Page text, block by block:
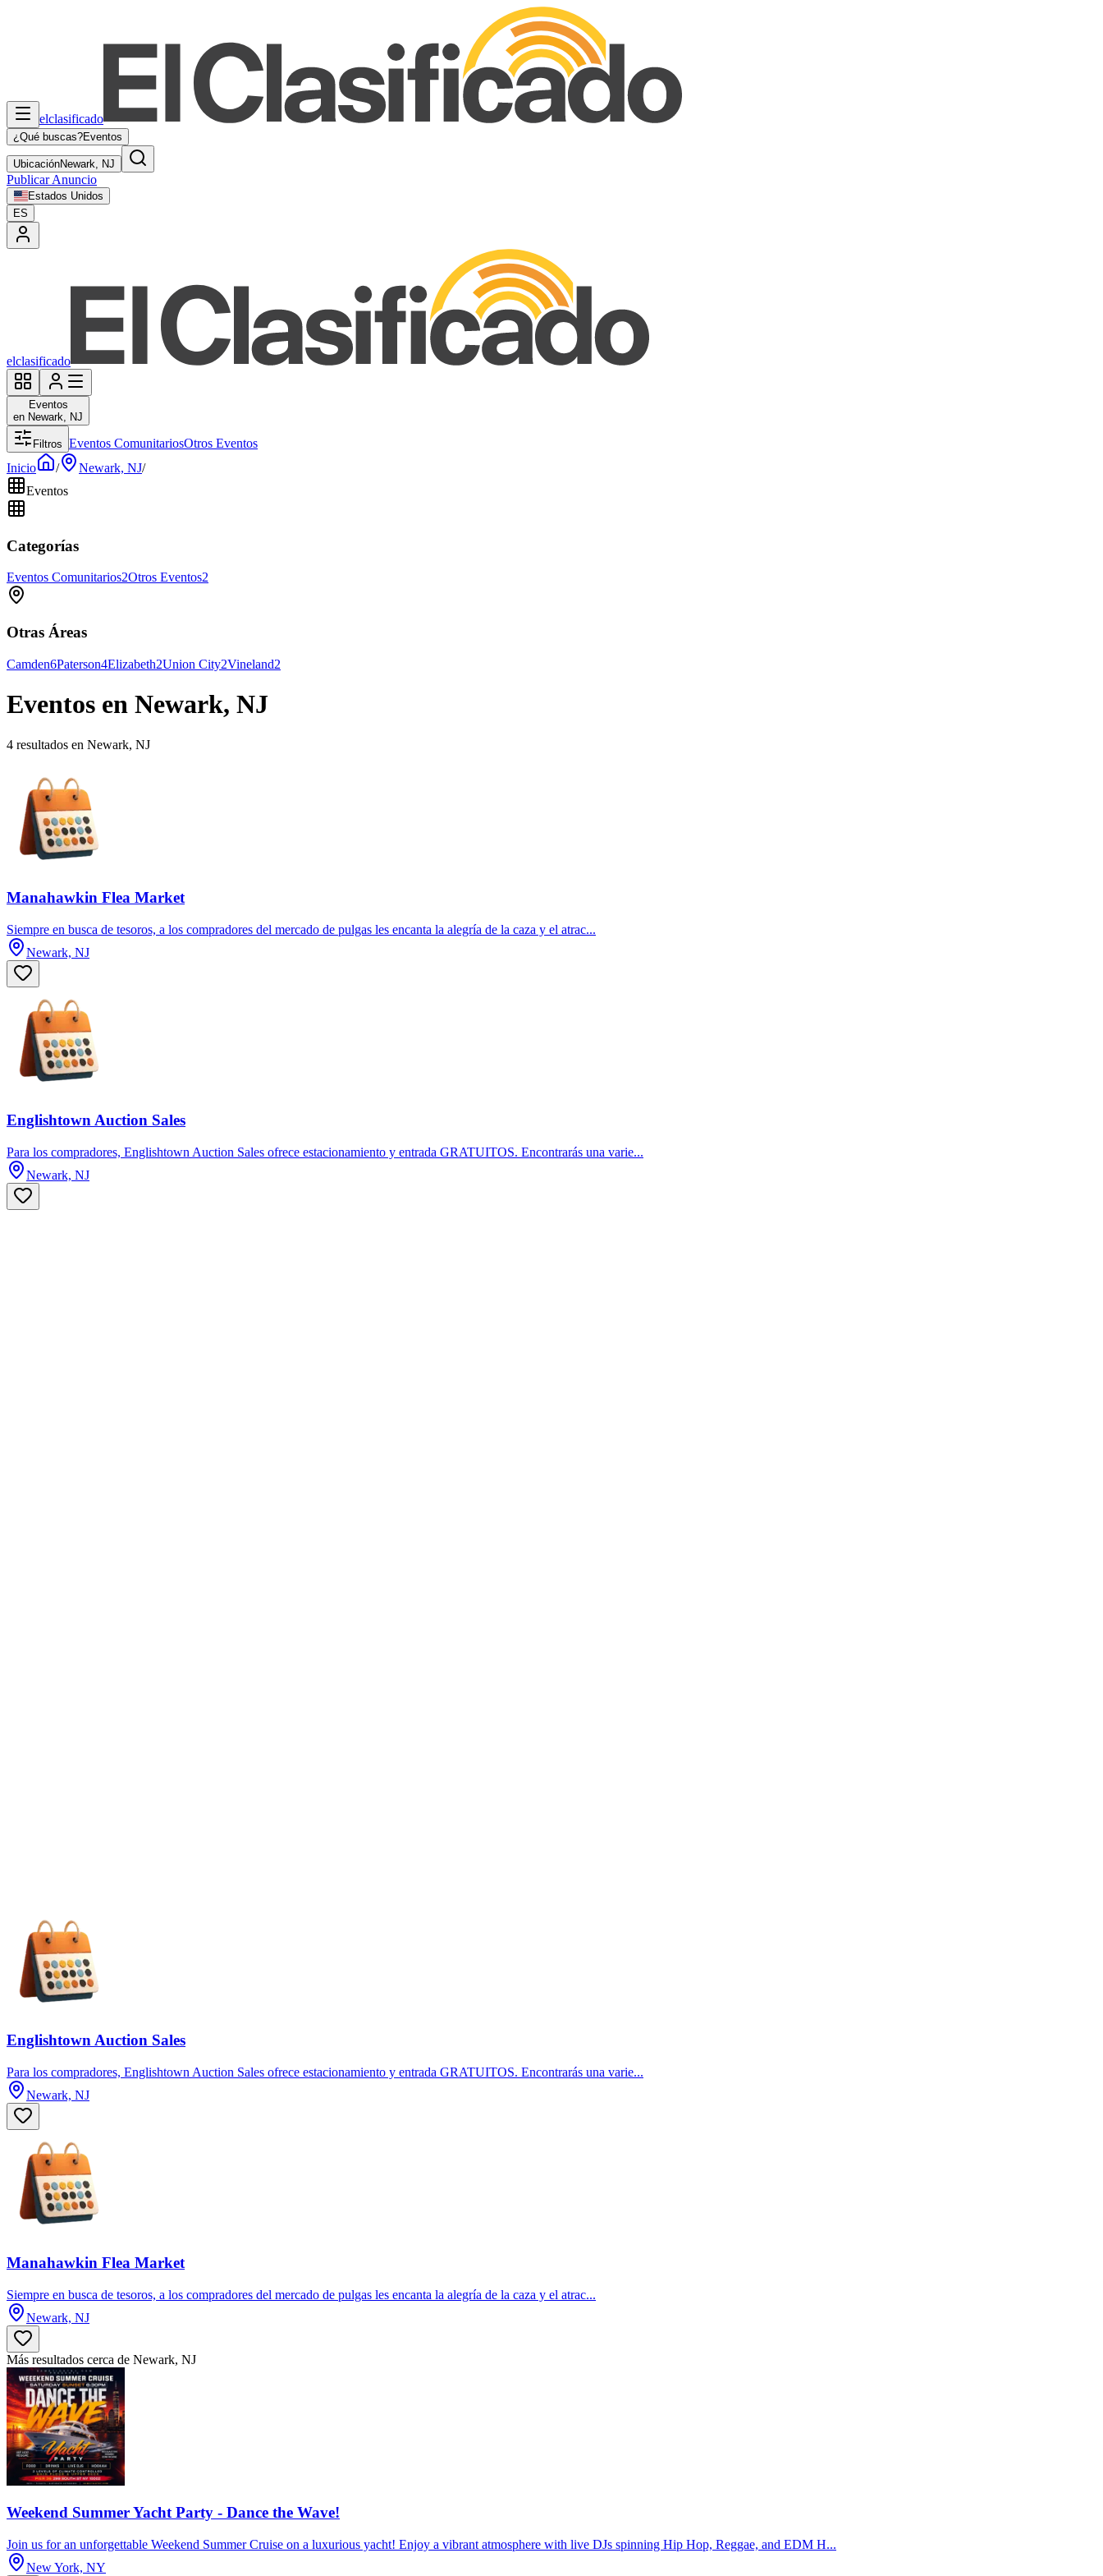
elclasificado
¿Qué buscas?Eventos
UbicaciónNewark, NJ
Publicar Anuncio
Estados Unidos
ES
elclasificado
Eventos
en Newark, NJ
Filtros Eventos ComunitariosOtros Eventos
Inicio
/ Newark, NJ/
Eventos
Categorías
Eventos Comunitarios2Otros Eventos2
Otras Áreas
Camden6Paterson4Elizabeth2Union City2Vineland2
Eventos en Newark, NJ
4 resultados en Newark, NJ
Manahawkin Flea Market
Siempre en busca de tesoros, a los compradores del mercado de pulgas les encanta la alegría de la caza y el atrac...
Newark, NJ
Englishtown Auction Sales
Para los compradores, Englishtown Auction Sales ofrece estacionamiento y entrada GRATUITOS. Encontrarás una varie...
Newark, NJ
Englishtown Auction Sales
Para los compradores, Englishtown Auction Sales ofrece estacionamiento y entrada GRATUITOS. Encontrarás una varie...
Newark, NJ
Manahawkin Flea Market
Siempre en busca de tesoros, a los compradores del mercado de pulgas les encanta la alegría de la caza y el atrac...
Newark, NJ
Más resultados cerca de Newark, NJ
Weekend Summer Yacht Party - Dance the Wave!
Join us for an unforgettable Weekend Summer Cruise on a luxurious yacht! Enjoy a vibrant atmosphere with live DJs spinning Hip Hop, Reggae, and EDM H...
New York, NY